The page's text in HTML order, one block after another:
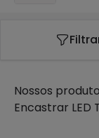
Nossos
Encastrar LED